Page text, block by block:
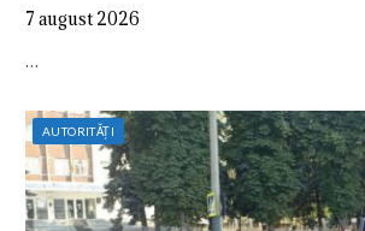
7 august 2026
…
AUTORITĂȚI